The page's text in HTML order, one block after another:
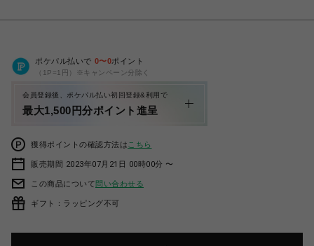
ポケパル払いで 0〜0ポイント
（1P=1円）※キャンペーン分除く
会員登録後、ポケパル払い初回登録&利用で
最大1,500円分ポイント進呈
獲得ポイントの確認方法は こちら
販売期間 2023年07月21日 00時00分 〜
この商品について問い合わせる
ギフト：ラッピング不可